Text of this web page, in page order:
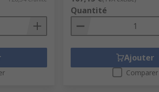
Quantité
Ajouter
Comparer